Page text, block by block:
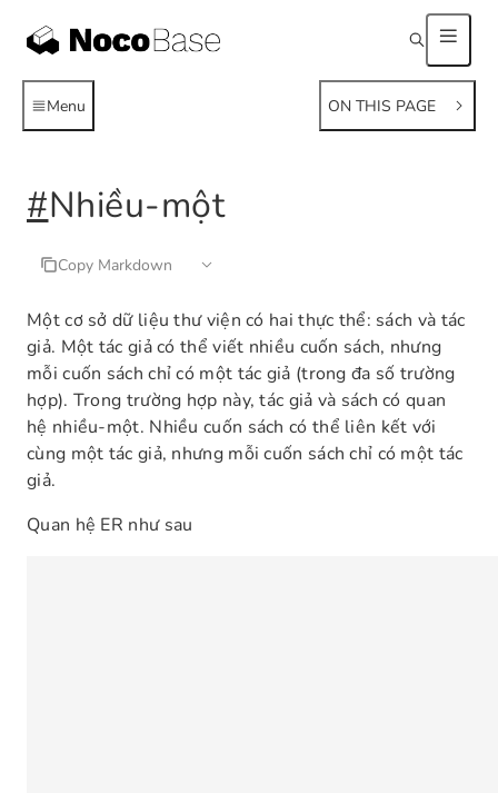
Menu ON THIS PAGE
#Nhiều-một
Copy Markdown
Một cơ sở dữ liệu thư viện có hai thực thể: sách và tác
giả. Một tác giả có thể viết nhiều cuốn sách, nhưng
mỗi cuốn sách chỉ có một tác giả (trong đa số trường
hợp). Trong trường hợp này, tác giả và sách có quan
hệ nhiều-một. Nhiều cuốn sách có thể liên kết với
cùng một tác giả, nhưng mỗi cuốn sách chỉ có một tác
giả.
Quan hệ ER như sau